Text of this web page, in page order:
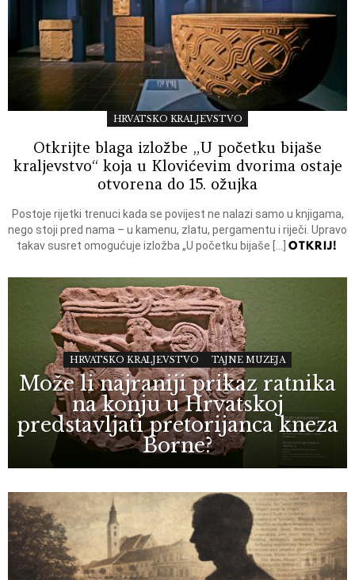
HRVATSKO KRALJEVSTVO
Otkrijte blaga izložbe „U početku bijaše
kraljevstvo“ koja u Klovićevim dvorima ostaje
otvorena do 15. ožujka
Postoje rijetki trenuci kada se povijest ne nalazi samo u knjigama,
nego stoji pred nama – u kamenu, zlatu, pergamentu i riječi. Upravo
takav susret omogućuje izložba „U početku bijaše […]OTKRIJ!
HRVATSKO KRALJEVSTVO TAJNE MUZEJA
Može li najraniji prikaz ratnika
na konju u Hrvatskoj
predstavljati pretorijanca kneza
Borne?